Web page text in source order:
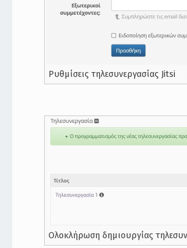
Ρυθμίσεις τηλεσυνεργασίας Jitsi
Ολοκλήρωση δημιουργίας